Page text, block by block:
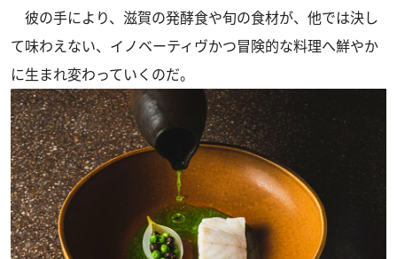
彼の手により、滋賀の発酵食や旬の食材が、他では決し
て味わえない、イノベーティヴかつ冒険的な料理へ鮮やか
に生まれ変わっていくのだ。